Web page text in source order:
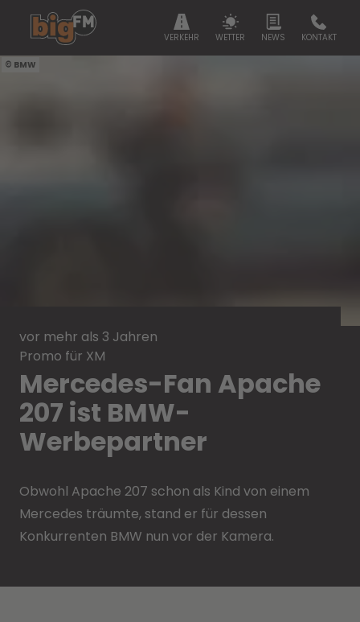
VERKEHR WETTER NEWS KONTAKT
BMW
vor mehr als 3 Jahren
Promo für XM
Mercedes-Fan Apache
207 ist BMW-
Werbepartner
Obwohl Apache 207 schon als Kind von einem
Mercedes träumte, stand er für dessen
Konkurrenten BMW nun vor der Kamera.